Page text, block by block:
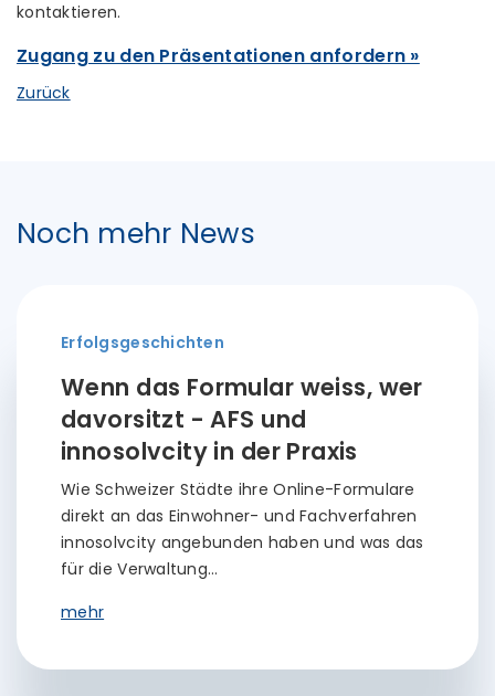
kontaktieren.
Zugang zu den Präsentationen anfordern »
Zurück
Noch mehr News
Erfolgsgeschichten
Wenn das Formular weiss, wer
davorsitzt - AFS und
innosolvcity in der Praxis
Wie Schweizer Städte ihre Online-Formulare
direkt an das Einwohner- und Fachverfahren
innosolvcity angebunden haben und was das
für die Verwaltung…
mehr